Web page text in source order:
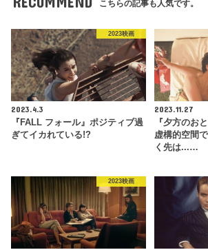
こちらの記事も人気です。
2023映画
2023.4.3
『FALL フォール』ポジティブ過
ぎてイカれている!?
2023.11.27
『夕方のお
虚構的空間
く先は...…
2023映画